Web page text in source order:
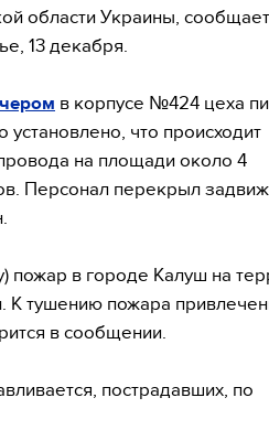
области Украины, сообщает
13 декабря.
в корпусе №424 цеха
что происходит
на площади около 4
Персонал перекрыл
пожар в городе Калуш на
К тушению пожара
в сообщении.
пострадавших, по